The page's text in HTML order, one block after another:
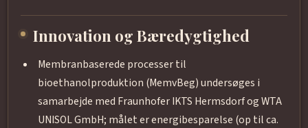
Innovation og Bæredygtighed
Membranbaserede processer til
bioethanolproduktion (MemvBeg) undersøges i
samarbejde med Fraunhofer IKTS Hermsdorf og WTA
UNISOL GmbH; målet er energibesparelse (op til ca.